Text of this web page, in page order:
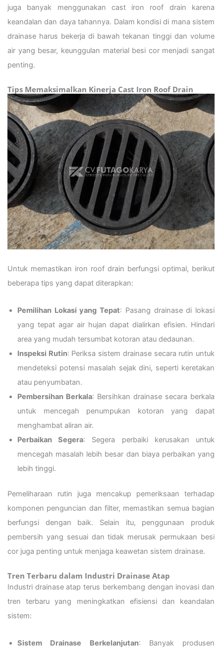
juga banyak menggunakan cast iron roof drain karena
keandalan dan daya tahannya. Dalam kondisi di mana sistem
drainase harus bekerja di bawah tekanan tinggi dan volume
air yang besar, keunggulan material besi cor menjadi sangat
penting.
Tips Memaksimalkan Kinerja Cast Iron Roof Drain
Untuk memastikan iron roof drain berfungsi optimal, berikut
beberapa tips yang dapat diterapkan:
Pemilihan Lokasi yang Tepat: Pasang drainase di lokasi
yang tepat agar air hujan dapat dialirkan efisien. Hindari
area yang mudah tersumbat kotoran atau dedaunan.
Inspeksi Rutin: Periksa sistem drainase secara rutin untuk
mendeteksi potensi masalah sejak dini, seperti keretakan
atau penyumbatan.
Pembersihan Berkala: Bersihkan drainase secara berkala
untuk mencegah penumpukan kotoran yang dapat
menghambat aliran air.
Perbaikan Segera: Segera perbaiki kerusakan untuk
mencegah masalah lebih besar dan biaya perbaikan yang
lebih tinggi.
Pemeliharaan rutin juga mencakup pemeriksaan terhadap
komponen penguncian dan filter, memastikan semua bagian
berfungsi dengan baik. Selain itu, penggunaan produk
pembersih yang sesuai dan tidak merusak permukaan besi
cor juga penting untuk menjaga keawetan sistem drainase.
Tren Terbaru dalam Industri Drainase Atap
Industri drainase atap terus berkembang dengan inovasi dan
tren terbaru yang meningkatkan efisiensi dan keandalan
sistem:
Sistem Drainase Berkelanjutan: Banyak produsen